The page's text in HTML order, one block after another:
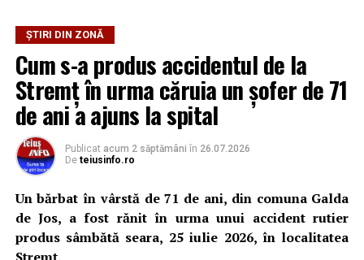
consumului de alcool, bărbatul și-ar fi agresat fizic
partenera, o femeie în vârstă de 28 de ani, în timp ce se
aflau la domiciliul acestuia.
Ulterior, acesta ar fi întreținut raporturi sexuale cu
femeia împotriva voinței acesteia, motiv pentru care
polițiștii efectuează cercetări și sub aspectul săvârșirii
infracțiunii de viol.
Totodată, polițiștii au emis pe numele bărbatului un
ordin de protecție provizoriu, valabil pentru o perioadă
de cinci zile, prin care i-a fost interzis să se apropie de
ȘTIRI DIN ZONĂ
Cum s-a produs accidentul de la
Stremț în urma căruia un șofer de 71
de ani a ajuns la spital
Publicat acum 2 săptămâni în 26.07.2026
De teiusinfo.ro
Un bărbat în vârstă de 71 de ani, din comuna Galda
de Jos, a fost rănit în urma unui accident rutier
produs sâmbătă seara, 25 iulie 2026, în localitatea